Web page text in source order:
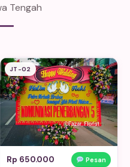
Tengah
JT-02
Rp 650.000 Pesan